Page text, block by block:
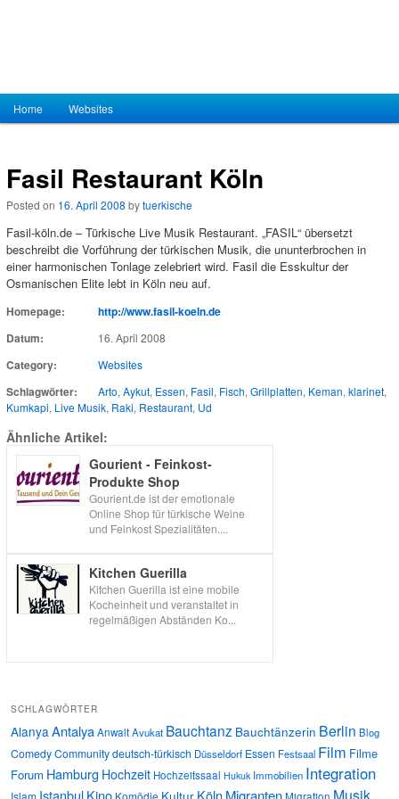
Hauptmenü
Zum Inhalt wechseln
Zum sekundären Inhalt wechseln
Home Websites
Fasil Restaurant Köln
Posted on 16. April 2008 bytuerkische
Fasil-köln.de – Türkische Live Musik Restaurant. „FASIL“ übersetzt
beschreibt die Vorführung der türkischen Musik, die ununterbrochen in
einer harmonischen Tonlage zelebriert wird. Fasil die Esskultur der
Osmanischen Elite lebt in Köln neu auf.
Homepage:
http://www.fasil-koeln.de
Datum:
16. April 2008
Category: Websites
Schlagwörter: Arto, Aykut, Essen, Fasil, Fisch, Grillplatten, Keman, klarinet,
Kumkapi, Live Musik, Raki, Restaurant, Ud
Ähnliche Artikel:
Gourient - Feinkost-
Produkte Shop
Gourient.de ist der emotionale
Online Shop für türkische Weine
und Feinkost Spezialitäten....
Kitchen Guerilla
Kitchen Guerilla ist eine mobile
Kocheinheit und veranstaltet in
regelmäßigen Abständen Ko...
SCHLAGWÖRTER
Alanya AntalyaAnwaltAvukat Bauchtanz Bauchtänzerin Berlin Blog
ComedyCommunitydeutsch-türkisch Düsseldorf Essen Festsaal Film Filme
Forum Hamburg Hochzeit Hochzeitssaal Hukuk Immobilien Integration
Islam IstanbulKino Komödie Kultur Köln Migranten Musik